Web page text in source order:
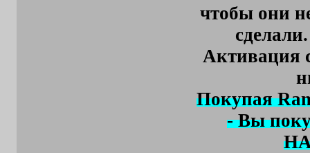
чтобы они
Активация
Покупая
- Вы